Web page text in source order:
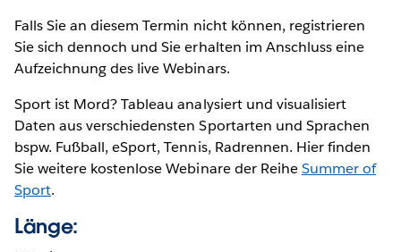
Falls Sie an diesem Termin nicht können, registrieren
Sie sich dennoch und Sie erhalten im Anschluss eine
Aufzeichnung des live Webinars.
Sport ist Mord? Tableau analysiert und visualisiert
Daten aus verschiedensten Sportarten und Sprachen
bspw. Fußball, eSport, Tennis, Radrennen. Hier finden
Sie weitere kostenlose Webinare der ReiheSummer of
Sport.
Länge: